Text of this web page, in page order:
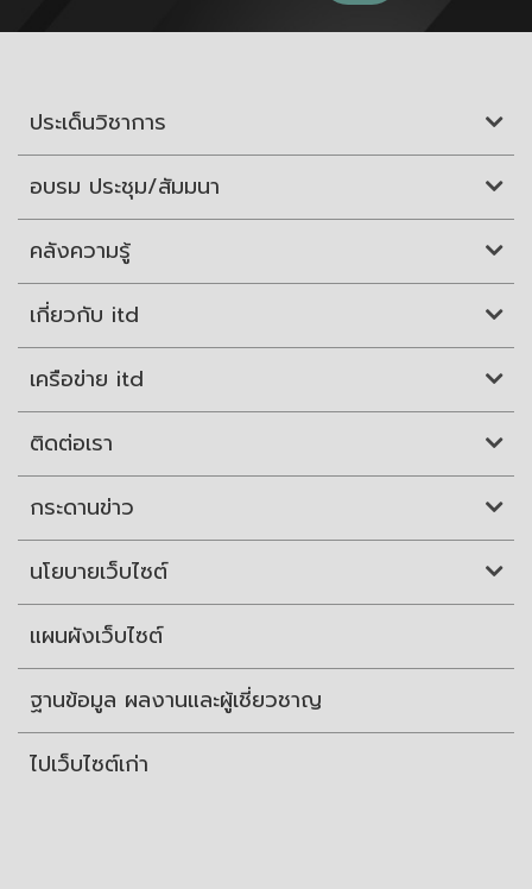
ประเด็นวิชาการ
อบรม ประชุม/สัมมนา
คลังความรู้
เกี่ยวกับ itd
เครือข่าย itd
ติดต่อเรา
กระดานข่าว
นโยบายเว็บไซต์
แผนผังเว็บไซต์
ฐานข้อมูล ผลงานและผู้เชี่ยวชาญ
ไปเว็บไซต์เก่า